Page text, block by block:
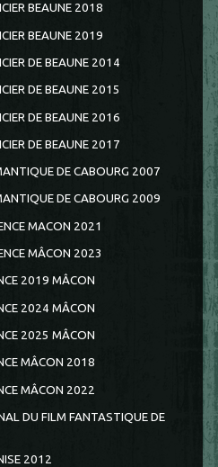
BEAUNE 2018
BEAUNE 2019
DE BEAUNE 2014
DE BEAUNE 2015
DE BEAUNE 2016
DE BEAUNE 2017
DE CABOURG 2007
DE CABOURG 2009
MACON 2021
MÂCON 2023
2019 MÂCON
2024 MÂCON
2025 MÂCON
MÂCON 2018
MÂCON 2022
DU FILM FANTASTIQUE DE
2012